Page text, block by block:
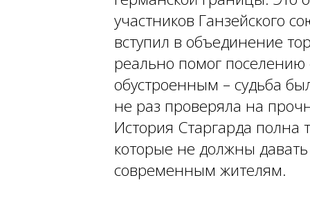
участников Ганзейского
вступил в объединение
реально помог поселению
обустроенным – судьба
не раз проверяла на
История Старгарда полна
которые не должны
современным жителям.